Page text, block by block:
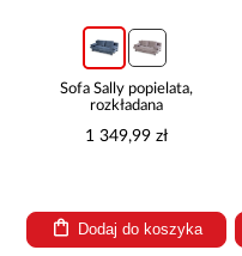
Sofa Sally popielata,
rozkładana
1 349,99 zł
Dodaj do koszyka